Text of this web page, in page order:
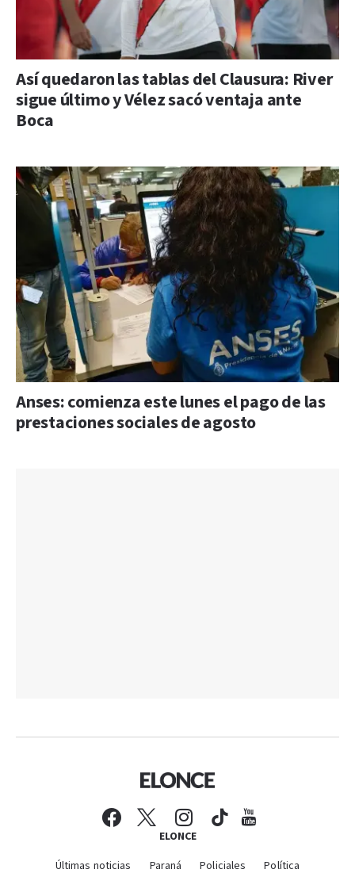
Así quedaron las tablas del Clausura: River
sigue último y Vélez sacó ventaja ante
Boca
Anses: comienza este lunes el pago de las
prestaciones sociales de agosto
ELONCE
Últimas noticias Paraná Policiales Política